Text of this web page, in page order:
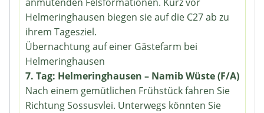
Helmeringhausen biegen sie auf die C27 ab zu
ihrem Tagesziel.
Übernachtung auf einer Gästefarm bei
Helmeringhausen
7. Tag: Helmeringhausen – Namib Wüste (F/A)
Nach einem gemütlichen Frühstück fahren Sie
Richtung Sossusvlei. Unterwegs könnten Sie